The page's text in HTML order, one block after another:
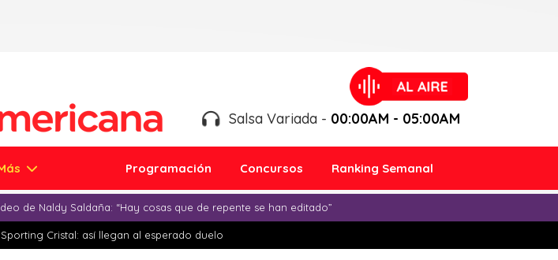
Salsa Variada - 00:00AM - 05:00AM
Programación Concursos Ranking Semanal
de Naldy Saldaña: “Hay cosas que de repente se han editado”
Cristal: así llegan al esperado duelo